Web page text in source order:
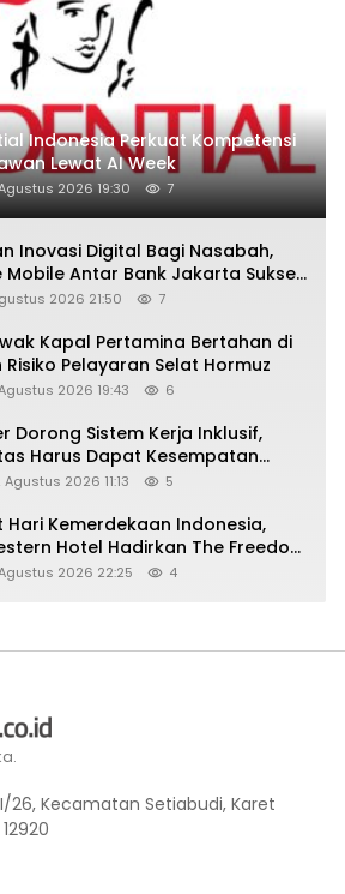
Indonesia Perkuat Kompetensi
Lewat AI Week
2026 19:30 7
Inovasi Digital Bagi Nasabah,
Mobile Antar Bank Jakarta Sukses
Excellence Awards 2026
2026 21:50 7
Kapal Pertamina Bertahan di
Risiko Pelayaran Selat Hormuz
2026 19:43 6
Dorong Sistem Kerja Inklusif,
Harus Dapat Kesempatan
2026 11:13 5
Hari Kemerdekaan Indonesia,
Hotel Hadirkan The Freedom
Hingga 45%
2026 22:25 4
26, Kecamatan Setiabudi, Karet